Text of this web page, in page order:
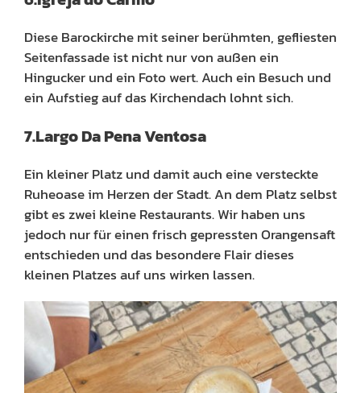
Diese Barockirche mit seiner berühmten, gefliesten
Seitenfassade ist nicht nur von außen ein
Hingucker und ein Foto wert. Auch ein Besuch und
ein Aufstieg auf das Kirchendach lohnt sich.
7.Largo Da Pena Ventosa
Ein kleiner Platz und damit auch eine versteckte
Ruheoase im Herzen der Stadt. An dem Platz selbst
gibt es zwei kleine Restaurants. Wir haben uns
jedoch nur für einen frisch gepressten Orangensaft
entschieden und das besondere Flair dieses
kleinen Platzes auf uns wirken lassen.